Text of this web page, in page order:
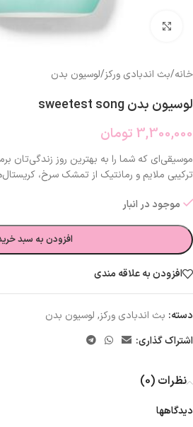
بزرگنمایی تصویر
خانه/بث اندبادی ورکز/لوسیون بدن
لوسیون بدن sweetest song
3,300,000 تومان
موسیقی‌ای که شما را به بهترین روز زندگی‌تان
ترکیبی ملایم و رمانتیک از تمشک سرخ،
موجود در انبار
افزودن به سبد
افزودن به علاقه مندی
دسته: بث اندبادی ورکز, لوسیون بدن
اشتراک گذاری:
نظرات (0)
دیدگاهها